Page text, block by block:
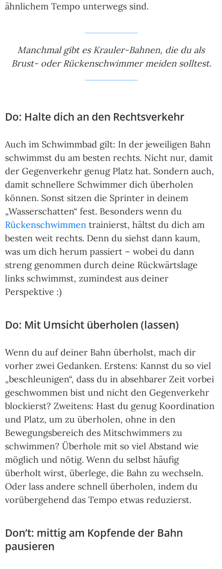
ähnlichem Tempo unterwegs sind.
Manchmal gibt es Krauler-Bahnen, die du als
Brust- oder Rückenschwimmer meiden solltest.
Do: Halte dich an den Rechtsverkehr
Auch im Schwimmbad gilt: In der jeweiligen Bahn
schwimmst du am besten rechts. Nicht nur, damit
der Gegenverkehr genug Platz hat. Sondern auch,
damit schnellere Schwimmer dich überholen
können. Sonst sitzen die Sprinter in deinem
„Wasserschatten“ fest. Besonders wenn du
Rückenschwimmen trainierst, hältst du dich am
besten weit rechts. Denn du siehst dann kaum,
was um dich herum passiert – wobei du dann
streng genommen durch deine Rückwärtslage
links schwimmst, zumindest aus deiner
Perspektive :)
Do: Mit Umsicht überholen (lassen)
Wenn du auf deiner Bahn überholst, mach dir
vorher zwei Gedanken. Erstens: Kannst du so viel
„beschleunigen“, dass du in absehbarer Zeit vorbei
geschwommen bist und nicht den Gegenverkehr
blockierst? Zweitens: Hast du genug Koordination
und Platz, um zu überholen, ohne in den
Bewegungsbereich des Mitschwimmers zu
schwimmen? Überhole mit so viel Abstand wie
möglich und nötig. Wenn du selbst häufig
überholt wirst, überlege, die Bahn zu wechseln.
Oder lass andere schnell überholen, indem du
vorübergehend das Tempo etwas reduzierst.
Don’t: mittig am Kopfende der Bahn
pausieren